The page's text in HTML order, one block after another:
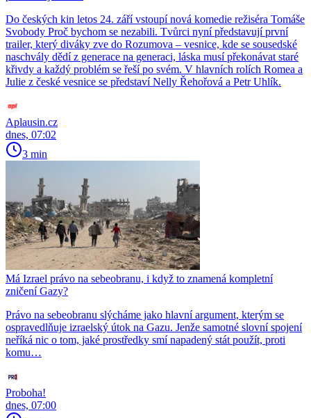
Do českých kin letos 24. září vstoupí nová komedie režiséra Tomáše
Svobody Proč bychom se nezabili. Tvůrci nyní představují první
trailer, který diváky zve do Rozumova – vesnice, kde se sousedské
naschvály dědí z generace na generaci, láska musí překonávat staré
křivdy a každý problém se řeší po svém. V hlavních rolích Romea a
Julie z české vesnice se představí Nelly Řehořová a Petr Uhlík.
Aplausin.cz
dnes, 07:02
3 min
Má Izrael právo na sebeobranu, i když to znamená kompletní
zničení Gazy?
Právo na sebeobranu slýcháme jako hlavní argument, kterým se
ospravedlňuje izraelský útok na Gazu. Jenže samotné slovní spojení
neříká nic o tom, jaké prostředky smí napadený stát použít, proti
komu…
Proboha!
dnes, 07:00